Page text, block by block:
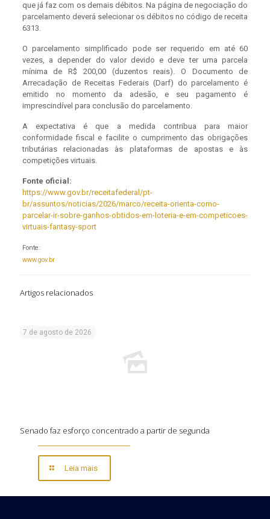
que já faz com os demais débitos. Na página de negociação do
parcelamento deverá selecionar os débitos no código de receita
6313.
O parcelamento simplificado pode ser requerido em até 60
vezes, a depender do valor devido e deve ter uma parcela
mínima de R$ 200,00 (duzentos reais). O Documento de
Arrecadação de Receitas Federais (Darf) do parcelamento é
emitido no momento da adesão, e seu pagamento é
imprescindível para conclusão do parcelamento.
A expectativa é que a medida contribua para maior
conformidade fiscal e facilite o cumprimento das obrigações
tributárias relacionadas às plataformas de apostas e às
competições virtuais.
Fonte oficial:
https://www.gov.br/receitafederal/pt-
br/assuntos/noticias/2026/marco/receita-orienta-como-
parcelar-ir-sobre-ganhos-obtidos-em-loteria-e-em-competicoes-
virtuais-fantasy-sport
Fonte:
www.gov.br
Artigos relacionados
7 de agosto de 2026
Senado faz esforço concentrado a partir de segunda
Leia mais